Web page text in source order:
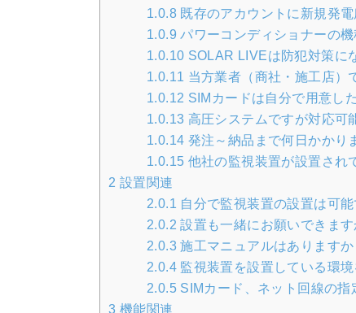
1.0.8既存のアカウントに新規発
1.0.9 パワーコンディショナーの
1.0.10 SOLAR LIVEは防犯対策に
1.0.11 当方業者（商社・施工店）
1.0.12 SIMカードは自分で用意し
1.0.13 高圧システムですが対応可
1.0.14 発注～納品まで何日かかり
1.0.15 他社の監視装置が設置され
2 設置関連
2.0.1 自分で監視装置の設置は可能
2.0.2 設置も一緒にお願いできます
2.0.3施工マニュアルはありますか
2.0.4監視装置を設置している環境
2.0.5SIMカード、ネット回線の指
3 機能関連